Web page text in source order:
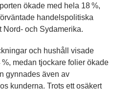
ökade med hela 18 %,
handelspolitiska
Nord- och Sydamerika.
och hushåll visade
medan tjockare folier ökade
gynnades även av
kunderna. Trots ett osäkert